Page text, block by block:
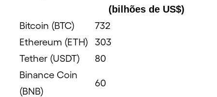
(bilhões de US$)
Bitcoin (BTC)
732
Ethereum (ETH)
303
Tether (USDT)
80
Binance Coin
(BNB)
60